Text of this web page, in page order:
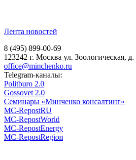
Лента новостей
8 (495) 899-00-69
123242 г. Москва ул. Зоологическая, д.
office@minchenko.ru
Telegram-каналы:
Politburo 2.0
Gossovet 2.0
Семинары «Минченко консалтинг»
MC-RepostRU
MC-RepostWorld
MC-RepostEnergy
MC-RepostRegion